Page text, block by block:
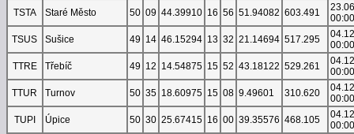
TSTA
Staré Město 50 09 44.39910 16 56 51.94082 603.491
00:00
TSUS
Sušice 49 14 46.15294 13 32 21.14694 517.295
00:00
TTRE
Třebíč 49 12 14.54875 15 52 43.18122 529.261
00:00
TTUR
Turnov 50 35 18.60975 15 08 9.49601 310.620
00:00
TUPI
Úpice 50 30 25.67415 16 00 39.35576 468.105
00:00